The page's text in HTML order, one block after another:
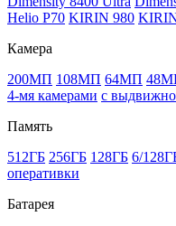
Helio P70 KIRIN 980
Камера
200МП 108МП 64МП
4-мя камерами с
Память
512ГБ 256ГБ 128ГБ 6/
оперативки
Батарея